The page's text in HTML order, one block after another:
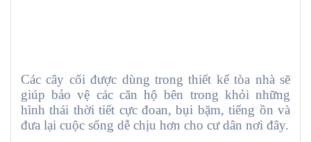
Các cây cối được dùng trong thiết kế tòa nhà sẽ
giúp bảo vệ các căn hộ bên trong khỏi những
hình thái thời tiết cực đoan, bụi bặm, tiếng ồn và
đưa lại cuộc sống dễ chịu hơn cho cư dân nơi đây.